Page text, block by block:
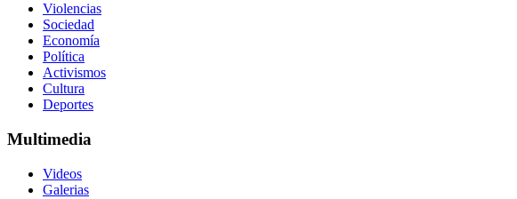
Violencias
Sociedad
Economía
Política
Activismos
Cultura
Deportes
Multimedia
Videos
Galerias